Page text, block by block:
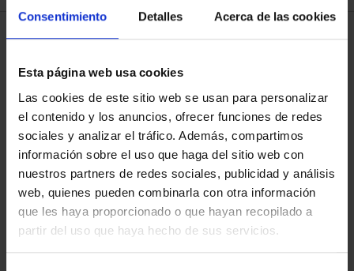
Consentimiento Detalles Acerca de las cookies
Esta página web usa cookies
Las cookies de este sitio web se usan para personalizar
el contenido y los anuncios, ofrecer funciones de redes
sociales y analizar el tráfico. Además, compartimos
información sobre el uso que haga del sitio web con
nuestros partners de redes sociales, publicidad y análisis
web, quienes pueden combinarla con otra información
que les haya proporcionado o que hayan recopilado a
partir del uso que haya hecho de sus servicios.
1 Productos encontrados